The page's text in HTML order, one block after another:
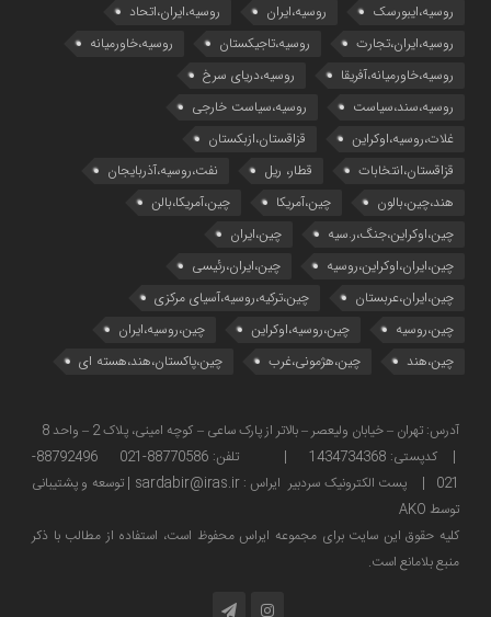
روسیه،ایبورسک
روسیه،ایران
روسیه،ایران،اتحاد
روسیه،ایران،تجارت
روسیه،تاجیکستان
روسیه،خاورمیانه
روسیه،خاورمیانه،آفریقا
روسیه،دریای سرخ
روسیه،سند،سیاست
روسیه،سیاست خارجی
غلات،روسیه،اوکراین
قزاقستان،ازبکستان
قزاقستان،انتخابات
قطار، ریل
نفت،روسیه،آذربایجان
هند،چین،بالون
چین،آمریکا
چین،آمریکا،بالن
چین،اوکراین،جنگ،ر.سیه
چین،ایران
چین،ایران،اوکراین،روسیه
چین،ایران،رئیسی
چین،ایران،عربستان
چین،ترکیه،روسیه،آسیای مرکزی
چین،روسیه
چین،روسیه،اوکراین
چین،روسیه،ایران
چین،هند
چین،هژمونی،غرب چین،پاکستان،هند،هسته ای
| کدپستی: 1434734368 | تلفن: 88770586-021 88792496-
021 | پست الکترونیک سردبیر ایراس : sardabir@iras.ir |
توسعه و پشتیبانی
توسط AKO
كليه حقوق این سایت برای مجموعه ایراس محفوظ است، استفاده از مطالب با ذكر
منبع بلامانع است.